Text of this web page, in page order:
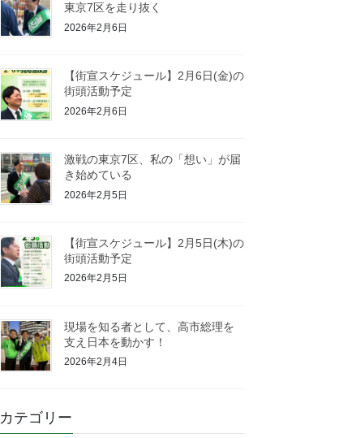
東京7区を走り抜く
2026年2月6日
【街宣スケジュール】2月6日(金)の
街頭活動予定
2026年2月6日
激戦の東京7区、私の「想い」が届
き始めている
2026年2月5日
【街宣スケジュール】2月5日(木)の
街頭活動予定
2026年2月5日
現場を知る者として、高市総理を
支え日本を動かす！
2026年2月4日
カテゴリー